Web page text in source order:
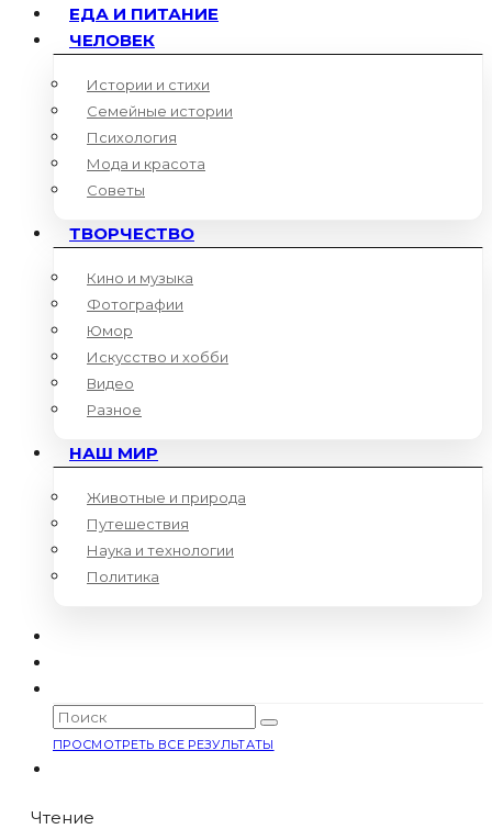
ЕДА И ПИТАНИЕ
ЧЕЛОВЕК
Истории и стихи
Семейные истории
Психология
Мода и красота
Советы
ТВОРЧЕСТВО
Кино и музыка
Фотографии
Юмор
Искусство и хобби
Видео
Разное
НАШ МИР
Животные и природа
Путешествия
Наука и технологии
Политика
ПРОСМОТРЕТЬ ВСЕ РЕЗУЛЬТАТЫ
Чтение